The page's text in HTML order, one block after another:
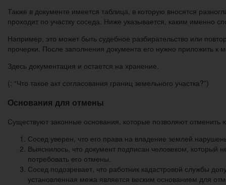
Также в документе имеется таблица, в которую вносятся
проходит по участку соседа. Ниже указывается, каким именно
Например, это может быть судебное разбирательство или
прочерки. После заполнения документа его нужно приложить к
Здесь документация и остается на хранение.
(: “Что такое акт согласования границ земельного участка?”)
Основания для отмены
Существуют законные основания, которые позволяют отменить
Сосед уверен, что его права на владение землей
Выяснилось, что документ подписан человеком, который
потребовать его отмены.
Сосед подозревает, что работник кадастровой службы
установленная межа является веским основанием для